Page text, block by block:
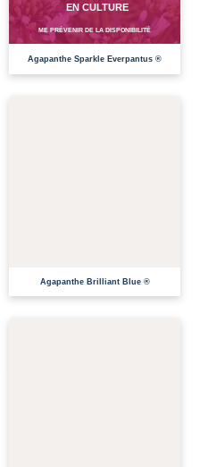
EN CULTURE
ME PRÉVENIR DE LA DISPONIBILITÉ
Agapanthe Sparkle Everpantus ®
Agapanthe Brilliant Blue ®